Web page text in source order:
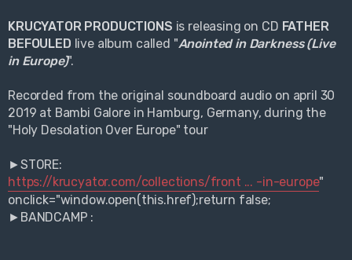
KRUCYATOR PRODUCTIONS is releasing on CD FATHER
BEFOULED live album called "Anointed in Darkness (Live
in Europe)".
Recorded from the original soundboard audio on april 30
2019 at Bambi Galore in Hamburg, Germany, during the
"Holy Desolation Over Europe" tour
►STORE:
https://krucyator.com/collections/front ... -in-europe"
onclick="window.open(this.href);return false;
►BANDCAMP :